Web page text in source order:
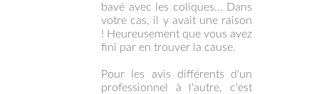
bavé avec les coliques... Dans
votre cas, il y avait une raison
! Heureusement que vous avez
fini par en trouver la cause.
Pour les avis différents d'un
professionnel à l'autre, c'est